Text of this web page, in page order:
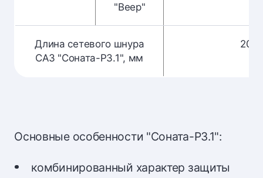
"Веер"
Длина сетевого шнура
САЗ "Соната-Р3.1", мм
Основные особенности "Соната-Р3.1":
комбинированный характер защиты